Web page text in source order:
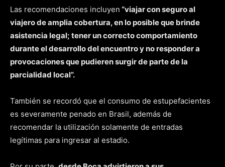
Las recomendaciones incluyen “viajar con seguro al
viajero de amplia cobertura, en lo posible que brinde
asistencia legal; tener un correcto comportamiento
durante el desarrollo del encuentro y no responder a
provocaciones que pudieren surgir de parte de la
parcialidad local”.
También se recordó que el consumo de estupefacientes
es severamente penado en Brasil, además de
recomendar la utilización solamente de entradas
legítimas para ingresar al estadio.